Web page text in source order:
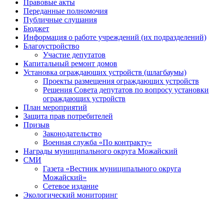
Правовые акты
Переданные полномочия
Публичные слушания
Бюджет
Информация о работе учреждений (их подразделений)
Благоустройство
Участие депутатов
Капитальный ремонт домов
Установка ограждающих устройств (шлагбаумы)
Проекты размещения ограждающих устройств
Решения Совета депутатов по вопросу установки
ограждающих устройств
План мероприятий
Защита прав потребителей
Призыв
Законодательство
Военная служба «По контракту»
Награды муниципального округа Можайский
СМИ
Газета «Вестник муниципального округа
Можайский»
Сетевое издание
Экологический мониторинг